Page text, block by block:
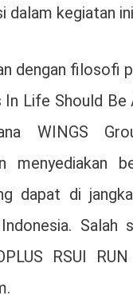
dalam kegiatan
dengan filosofi
In Life Should
WINGS
menyediakan
dapat di
Salah
RSUI